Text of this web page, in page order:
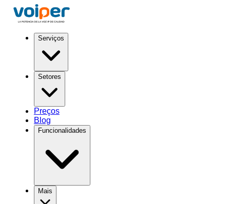
Serviços
Setores
Preços
Blog
Funcionalidades
Mais